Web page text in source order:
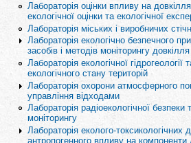
Лабораторія оцінки впливу на
екологічної оцінки та екологічної
Лабораторія міських і виробничих
Лабораторія екологічно безпечного
засобів і методів моніторингу довкілля
Лабораторія екологічної гідрогеології
екологічного стану територій
Лабораторія охорони атмосферного
управління відходами
Лабораторія радіоекологічної безпеки
моніторингу
Лабораторія еколого-токсикологічних
антропогенного впливу на компоненти